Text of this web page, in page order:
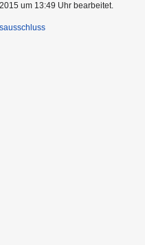
um 13:49 Uhr bearbeitet.